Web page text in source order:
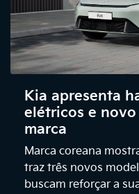
Kia apresenta
elétricos e
marca
Marca coreana
traz três novos
buscam reforçar a